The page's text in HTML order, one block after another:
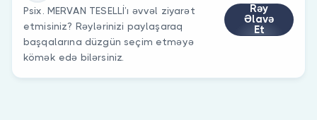
Psix. MERVAN TESELLİ’ı əvvəl ziyarət
etmisiniz? Rəylərinizi paylaşaraq
başqalarına düzgün seçim etməyə
kömək edə bilərsiniz.
Rəy
Əlavə
Et